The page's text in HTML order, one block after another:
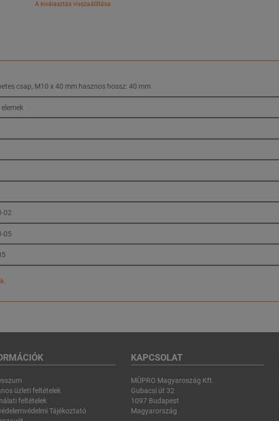
A kiválasztás visszaállítása
csap, M10 x 40 mm hasznos hossz: 40 mm
02
05
üzleti feltételek
feltételek
Tájékoztató
KAPCSOLAT
MÜPRO Magyaroszág Kft.
Gubacsi út 32
1097 Budapest
Magyarország